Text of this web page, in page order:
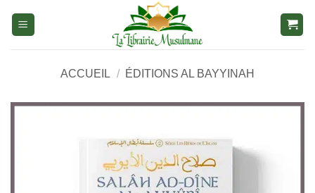
ACCUEIL / ÉDITIONS AL BAYYINAH